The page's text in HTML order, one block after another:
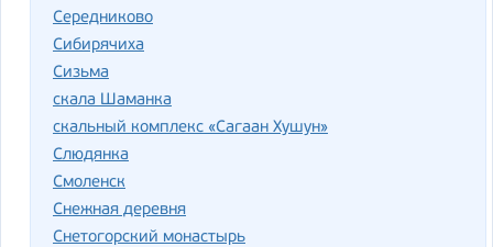
Середниково
Сибирячиха
Сизьма
скала Шаманка
скальный комплекс «Сагаан Хушун»
Слюдянка
Смоленск
Снежная деревня
Снетогорский монастырь